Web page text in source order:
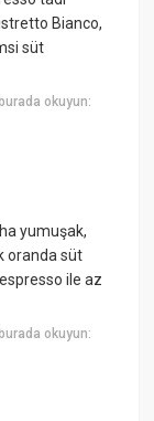
Bianco,
süt
okuyun:
yumuşak,
oranda süt
ile az
okuyun: